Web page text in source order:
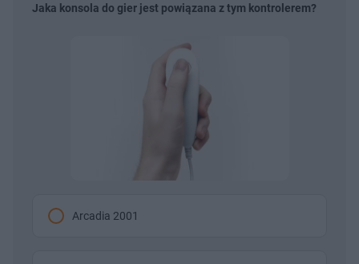
Jaka konsola do gier jest powiązana z tym kontrolerem?
Arcadia 2001